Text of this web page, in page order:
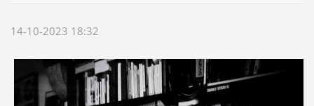
14-10-2023 18:32